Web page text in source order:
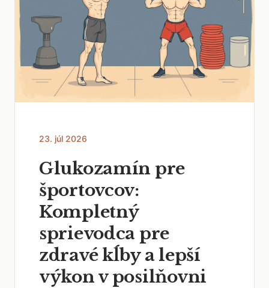
23. júl 2026
Glukozamín pre
športovcov:
Kompletný
sprievodca pre
zdravé kĺby a lepší
výkon v posilňovni